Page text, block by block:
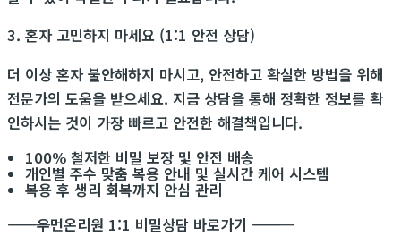
3. 혼자 고민하지 마세요 (1:1 안전 상담)
더 이상 혼자 불안해하지 마시고, 안전하고 확실한 방법을 위해
전문가의 도움을 받으세요. 지금 상담을 통해 정확한 정보를 확
인하시는 것이 가장 빠르고 안전한 해결책입니다.
100% 철저한 비밀 보장 및 안전 배송
개인별 주수 맞춤 복용 안내 및 실시간 케어 시스템
복용 후 생리 회복까지 안심 관리
―――――――――――우먼온리원 1:1 비밀상담 바로가기 ―――――――――――